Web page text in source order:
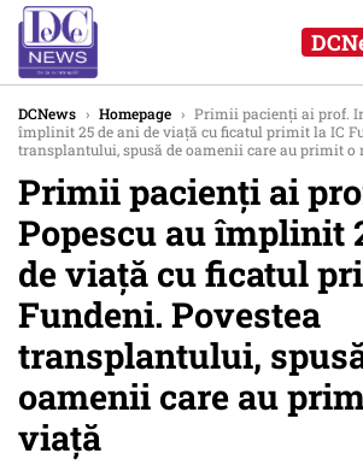
DCNews › Homepage › Primii pacienți ai prof.
împlinit 25 de ani de viață cu ficatul primit la IC
transplantului, spusă de oamenii care au primit o
Primii pacienți ai
Popescu au împlinit
de viață cu ficatul
Fundeni. Povestea
transplantului,
oamenii care au
viață